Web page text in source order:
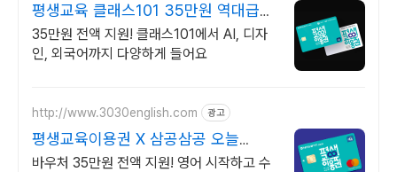
평생교육 클래스101 35만원 역대급
지원 혜택
35만원 전액 지원! 클래스101에서 AI, 디자
인, 외국어까지 다양하게 들어요
http://www.3030english.com 광고
평생교육이용권 X 삼공삼공 오늘
24:00 환급 종료
바우처 35만원 전액 지원! 영어 시작하고 수